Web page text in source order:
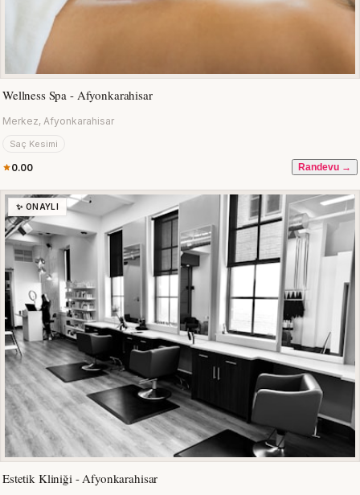
Wellness Spa - Afyonkarahisar
Merkez, Afyonkarahisar
Saç Kesimi
0.00 Randevu →
✨ ONAYLI
Estetik Kliniği - Afyonkarahisar